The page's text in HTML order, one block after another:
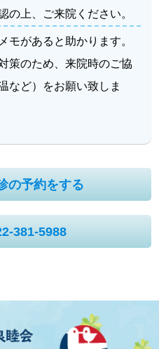
の上、ご来院ください。
モがあると助かります。
策のため、来院時のご協
など）をお願い致しま
の予約をする
381-5988